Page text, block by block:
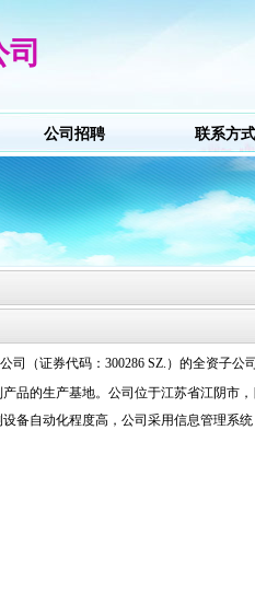
公司招聘 联系方式
司（证券代码：300286 SZ.）的全资子公
品的生产基地。公司位于江苏省江阴市
备自动化程度高，公司采用信息管理系